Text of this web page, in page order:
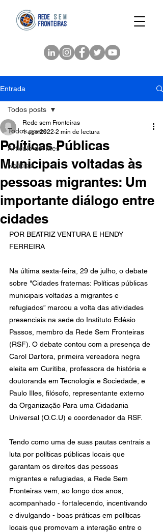
Entrada
Todos posts
Artículo del Mes
Noticias
Todos posts
Políticas Públicas
Municipais voltadas às
pessoas migrantes: Um
importante diálogo entre
cidades
Rede sem Fronteiras
1 ago 2022 2 min de lectura
POR BEATRIZ VENTURA E HENDY
FERREIRA
Na última sexta-feira, 29 de julho, o debate
sobre "Cidades fraternas: Políticas públicas
municipais voltadas a migrantes e
refugiados” marcou a volta das atividades
presenciais na sede do Instituto Edésio
Passos, membro da Rede Sem Fronteiras
(RSF). O debate contou com a presença de
Carol Dartora, primeira vereadora negra
eleita em Curitiba, professora de história e
doutoranda em Tecnologia e Sociedade, e
Paulo Illes, filósofo, representante externo
da Organização Para uma Cidadania
Universal (O.C.U) e coordenador da RSF.
Tendo como uma de suas pautas centrais a
luta por políticas públicas locais que
garantam os direitos das pessoas
migrantes e refugiadas, a Rede Sem
Fronteiras vem, ao longo dos anos,
acompanhado - fortalecendo, incentivando
e divulgando - boas práticas em políticas
locais que promovam a interação entre o